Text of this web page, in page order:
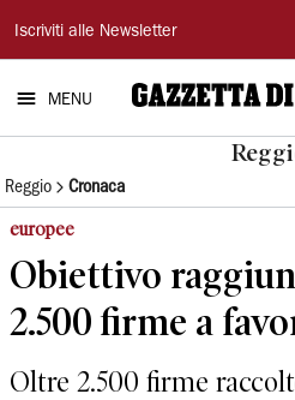
Gazzetta
di
Reggio
Iscriviti alle Newsletter
MENU
Reggio Cronaca
europee
Obiettivo
2.500 firme a
Oltre 2.500 firme